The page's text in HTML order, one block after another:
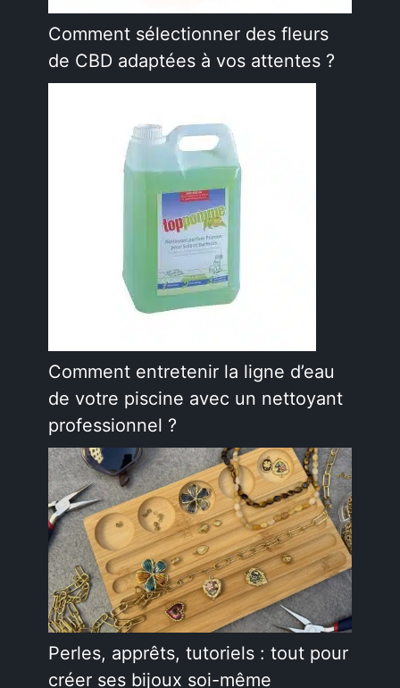
Comment sélectionner des fleurs
de CBD adaptées à vos attentes ?
Comment entretenir la ligne d’eau
de votre piscine avec un nettoyant
professionnel ?
Perles, apprêts, tutoriels : tout pour
créer ses bijoux soi-même